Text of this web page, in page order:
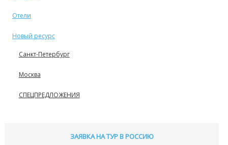
Отели
Новый ресурс
Санкт-Петербург
Москва
СПЕЦПРЕДЛОЖЕНИЯ
ЗАЯВКА НА ТУР В РОССИЮ